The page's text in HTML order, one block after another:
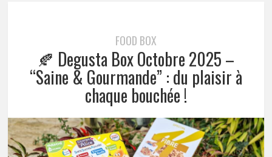
FOOD BOX
🍂 Degusta Box Octobre 2025 –
“Saine & Gourmande” : du plaisir à
chaque bouchée !